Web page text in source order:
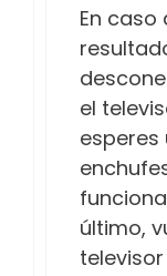
En caso
el
esperes
último,